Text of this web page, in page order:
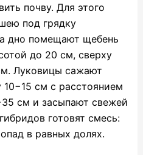
почву. Для этого
под грядку
дно помещают щебень
до 20 см, сверху
Луковицы сажают
10−15 см с расстоянием
см и засыпают свежей
готовят смесь:
в равных долях.